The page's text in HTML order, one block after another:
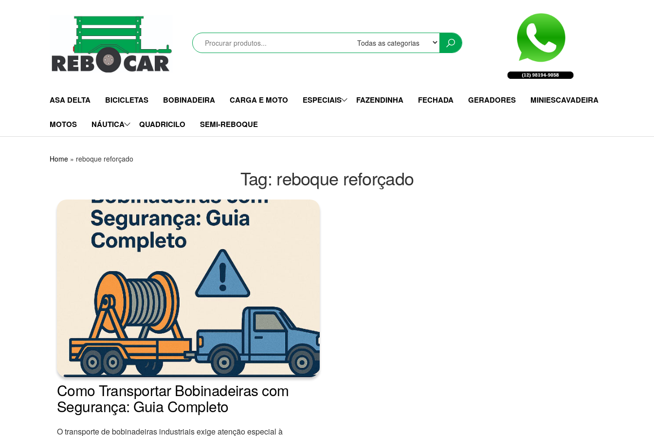
CRZ
e
LTDA
ASA DELTA BICICLETAS BOBINADEIRA CARGA E MOTO ESPECIAIS FAZENDINHA FECHADA GERADORES MINIESCAVADEIRA
MOTOS NÁUTICA QUADRICILO SEMI-REBOQUE
Home » reboque reforçado
Tag: reboque reforçado
Como Transportar Bobinadeiras com
Segurança: Guia Completo
O transporte de bobinadeiras industriais exige atenção especial à